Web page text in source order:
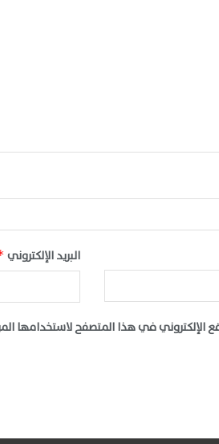
البريد الإلكتروني
الإلكتروني في هذا المتصفح لاستخدامها